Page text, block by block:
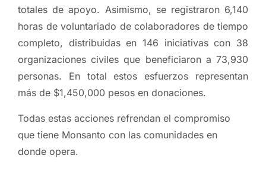
totales de apoyo. Asimismo, se registraron 6,140
horas de voluntariado de colaboradores de tiempo
completo, distribuidas en 146 iniciativas con 38
organizaciones civiles que beneficiaron a 73,930
personas. En total estos esfuerzos representan
más de $1,450,000 pesos en donaciones.
Todas estas acciones refrendan el compromiso
que tiene Monsanto con las comunidades en
donde opera.